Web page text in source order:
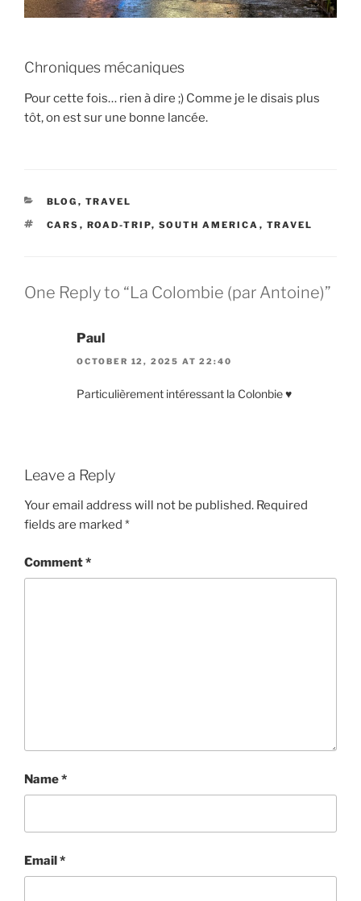
Chroniques mécaniques
Pour cette fois… rien à dire ;) Comme je le disais plus
tôt, on est sur une bonne lancée.
CATEGORIES
BLOG , TRAVEL
TAGS
CARS , ROAD-TRIP, SOUTH AMERICA , TRAVEL
One Reply to “La Colombie (par Antoine)”
Paul
OCTOBER 12, 2025 AT 22:40
Particulièrement intéressant la Colonbie ♥️
Leave a Reply
Your email address will not be published. Required
fields are marked *
Comment*
Name*
Email*